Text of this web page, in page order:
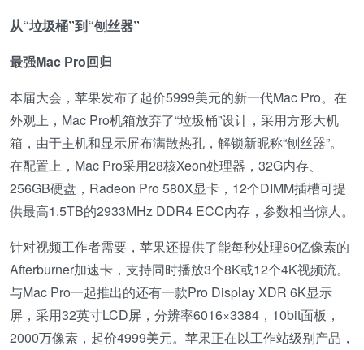
从“垃圾桶”到“刨丝器”
最强Mac Pro回归
本届大会，苹果发布了起价5999美元的新一代Mac Pro。在
外观上，Mac Pro机箱放弃了“垃圾桶”设计，采用方形大机
箱，由于主机和显示屏布满散热孔，解锁新昵称“刨丝器”。
在配置上，Mac Pro采用28核Xeon处理器，32G内存、
256GB硬盘，Radeon Pro 580X显卡，12个DIMM插槽可提
供最高1.5TB的2933MHz DDR4 ECC内存，参数相当惊人。
针对视频工作者需要，苹果还提供了能每秒处理60亿像素的
Afterburner加速卡，支持同时播放3个8K或12个4K视频流。
与Mac Pro一起推出的还有一款Pro Display XDR 6K显示
屏，采用32英寸LCD屏，分辨率6016×3384，10bit面板，
2000万像素，起价4999美元。苹果正在以工作站级别产品，